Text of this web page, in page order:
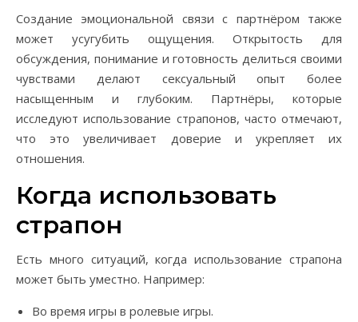
Создание эмоциональной связи с партнёром также
может усугубить ощущения. Открытость для
обсуждения, понимание и готовность делиться своими
чувствами делают сексуальный опыт более
насыщенным и глубоким. Партнёры, которые
исследуют использование страпонов, часто отмечают,
что это увеличивает доверие и укрепляет их
отношения.
Когда использовать
страпон
Есть много ситуаций, когда использование страпона
может быть уместно. Например:
Во время игры в ролевые игры.